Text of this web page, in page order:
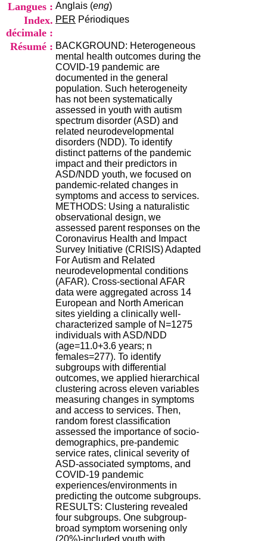
Langues : Anglais (eng)
Index.
décimale :
PER Périodiques
Résumé : BACKGROUND: Heterogeneous
mental health outcomes during the
COVID-19 pandemic are
documented in the general
population. Such heterogeneity
has not been systematically
assessed in youth with autism
spectrum disorder (ASD) and
related neurodevelopmental
disorders (NDD). To identify
distinct patterns of the pandemic
impact and their predictors in
ASD/NDD youth, we focused on
pandemic-related changes in
symptoms and access to services.
METHODS: Using a naturalistic
observational design, we
assessed parent responses on the
Coronavirus Health and Impact
Survey Initiative (CRISIS) Adapted
For Autism and Related
neurodevelopmental conditions
(AFAR). Cross-sectional AFAR
data were aggregated across 14
European and North American
sites yielding a clinically well-
characterized sample of N=1275
individuals with ASD/NDD
(age=11.0+3.6 years; n
females=277). To identify
subgroups with differential
outcomes, we applied hierarchical
clustering across eleven variables
measuring changes in symptoms
and access to services. Then,
random forest classification
assessed the importance of socio-
demographics, pre-pandemic
service rates, clinical severity of
ASD-associated symptoms, and
COVID-19 pandemic
experiences/environments in
predicting the outcome subgroups.
RESULTS: Clustering revealed
four subgroups. One subgroup-
broad symptom worsening only
(20%)-included youth with
L
u
d
a
u
V
e
n
d
r
e
d
i
:
9
h
0
0
1
2
h
3
0
-
1
3
h
3
0
1
7
h
0
0
T
é
l
:
+
3
3
(
0
)
4
3
7